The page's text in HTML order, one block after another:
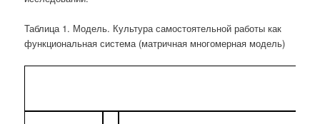
Таблица 1. Модель. Культура самостоятельной работы как
функциональная система (матричная многомерная модель)